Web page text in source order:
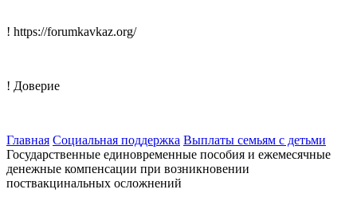
! https://forumkavkaz.org/
! Доверие
Главная Социальная поддержка Выплаты семьям с детьми
Государственные единовременные пособия и ежемесячные
денежные компенсации при возникновении
поствакцинальных осложнений